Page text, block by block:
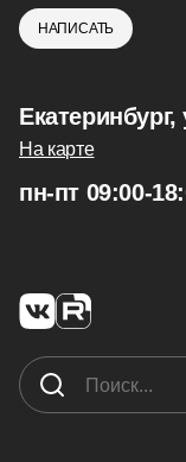
НАПИСАТЬ
На карте
пн-пт 09:00-